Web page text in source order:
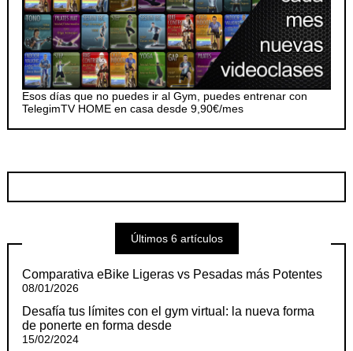
Esos días que no puedes ir al Gym, puedes entrenar con
TelegimTV HOME en casa desde 9,90€/mes
Últimos 6 artículos
Comparativa eBike Ligeras vs Pesadas más Potentes
08/01/2026
Desafía tus límites con el gym virtual: la nueva forma
de ponerte en forma desde
15/02/2024